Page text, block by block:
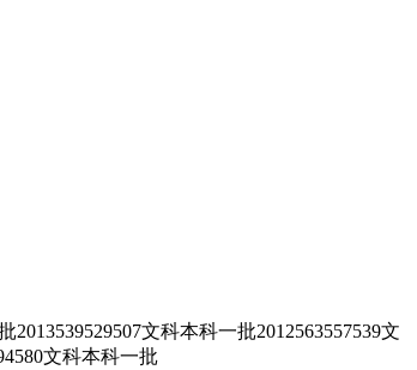
文科本科一批2012563557539文
文科本科一批